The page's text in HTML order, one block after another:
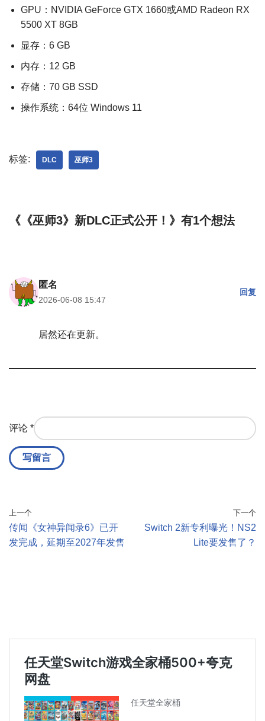
GPU：NVIDIA GeForce GTX 1660或AMD Radeon RX
5500 XT 8GB
显存：6 GB
内存：12 GB
存储：70 GB SSD
操作系统：64位 Windows 11
标签: DLC 巫师3
《《巫师3》新DLC正式公开！》有1个想法
匿名
2026-06-08 15:47
回复
居然还在更新。
评论 *
上一个
传闻《女神异闻录6》已开
发完成，延期至2027年发售
下一个
Switch 2新专利曝光！NS2
Lite要发售了？